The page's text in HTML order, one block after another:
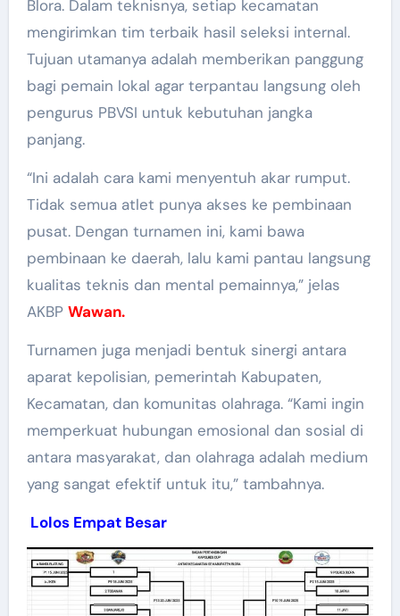
Blora. Dalam teknisnya, setiap kecamatan
mengirimkan tim terbaik hasil seleksi internal.
Tujuan utamanya adalah memberikan panggung
bagi pemain lokal agar terpantau langsung oleh
pengurus PBVSI untuk kebutuhan jangka
panjang.
“Ini adalah cara kami menyentuh akar rumput.
Tidak semua atlet punya akses ke pembinaan
pusat. Dengan turnamen ini, kami bawa
pembinaan ke daerah, lalu kami pantau langsung
kualitas teknis dan mental pemainnya,” jelas
AKBP Wawan.
Turnamen juga menjadi bentuk sinergi antara
aparat kepolisian, pemerintah Kabupaten,
Kecamatan, dan komunitas olahraga. “Kami ingin
memperkuat hubungan emosional dan sosial di
antara masyarakat, dan olahraga adalah medium
yang sangat efektif untuk itu,” tambahnya.
Lolos Empat Besar